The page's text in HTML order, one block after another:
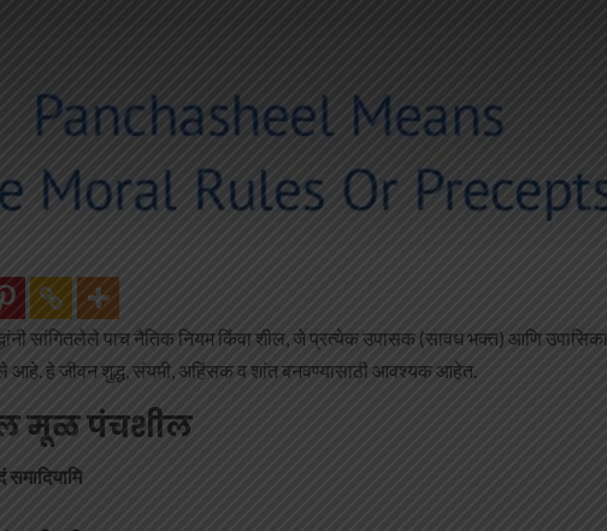
सांगितलेले पाच नैतिक नियम किंवा शील, जे प्रत्येक उपासक (सावध भक्त) आणि
आहे. हे जीवन शुद्ध, संयमी, अहिंसक व शांत बनवण्यासाठी आवश्यक आहेत.
मूळ पंचशील
समादियामि